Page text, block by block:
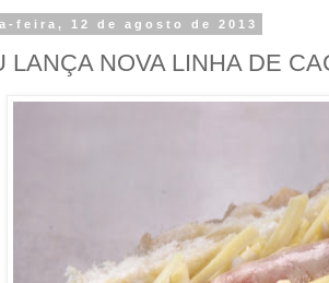
feira, 12 de agosto de 2013
LANÇA NOVA LINHA DE